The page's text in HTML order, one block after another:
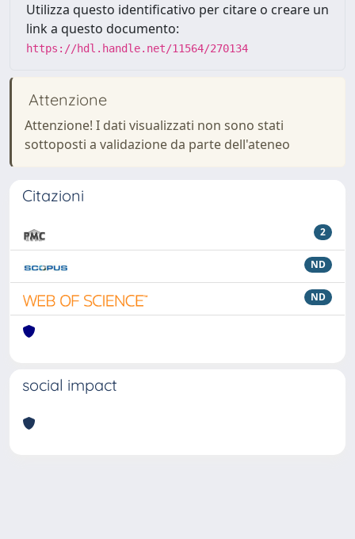
Utilizza questo identificativo per citare o creare un
link a questo documento:
https://hdl.handle.net/11564/270134
Attenzione
Attenzione! I dati visualizzati non sono stati
sottoposti a validazione da parte dell'ateneo
Citazioni
2
ND
ND
social impact